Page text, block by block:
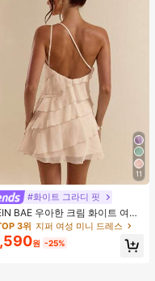
11
#화이트 그라디 핏
BAE 우아한 크림 화이트 여름
드 연꽃잎 케이크 미니 드레스,
컬러 살구색 휴가 해변 휴가 생
티 밤 외출 칵테일 의류
3위 지퍼 여성 미니 드레스
원 -25%